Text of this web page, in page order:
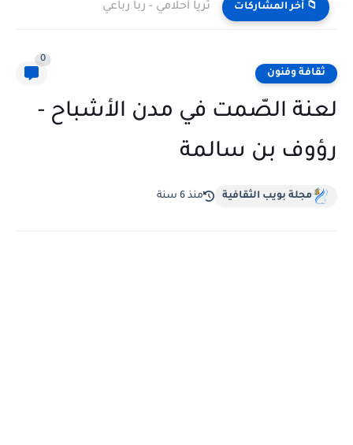
📁 أخر المشاركات ثريا أحلامي - ربا رباعي
ثقافة وفنون
0
لعنة الصّمت في مدن الأشباح -
رؤوف بن سالمة
مجلة بويب الثقافية منذ 6 سنة